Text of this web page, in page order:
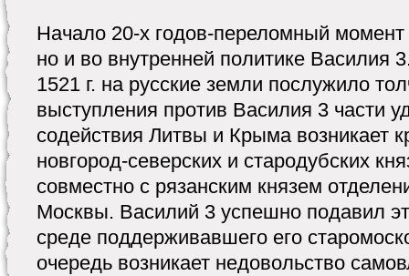
Начало 20-х годов-переломный
но и во внутренней политике Василия
1521 г. на русские земли послужило
выступления против Василия 3 части
содействия Литвы и Крыма возникает
новгород-северских и стародубских
совместно с рязанским князем
Москвы. Василий 3 успешно подавил
среде поддерживавшего его
очередь возникает недовольство